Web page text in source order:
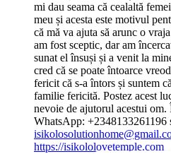
mi dau seama că cealaltă
meu și acesta este motivul
că mă va ajuta să arunc o
am fost sceptic, dar am
sunat el însuși și a venit la
cred că se poate întoarce
fericit că s-a întors și suntem
familie fericită. Postez acest
nevoie de ajutorul acestui om.
WhatsApp: +2348133261196
https://isikololovetemple.com